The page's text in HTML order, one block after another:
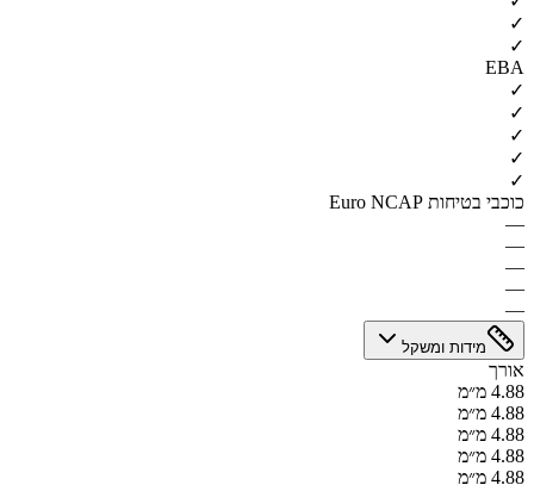
✓
✓
EBA
✓
✓
✓
✓
✓
כוכבי בטיחות Euro NCAP
—
—
—
—
—
מידות ומשקל
אורך
4.88 מ״מ
4.88 מ״מ
4.88 מ״מ
4.88 מ״מ
4.88 מ״מ